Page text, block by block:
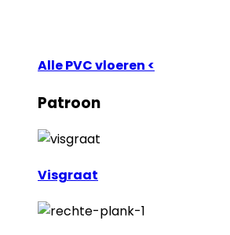
Alle PVC vloeren <
Patroon
Visgraat